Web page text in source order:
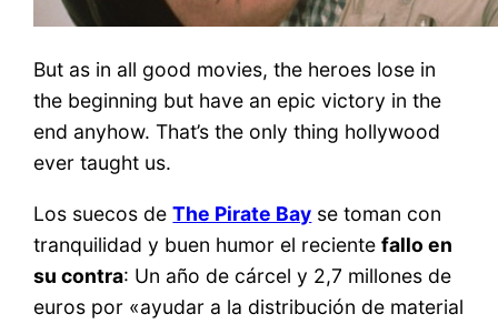
But as in all good movies, the heroes lose in
the beginning but have an epic victory in the
end anyhow. That’s the only thing hollywood
ever taught us.
Los suecos deThe Pirate Bay se toman con
tranquilidad y buen humor el recientefallo en
su contra: Un año de cárcel y 2,7 millones de
euros por «ayudar a la distribución de material